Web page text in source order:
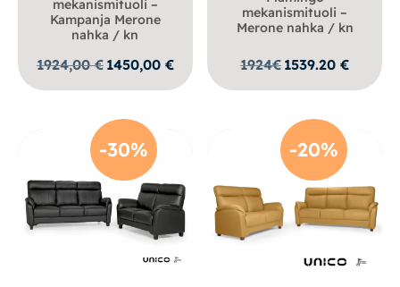
mekanismituoli –
Kampanja Merone
nahka / kn
1924,00€ Alkuperäinen
1450,00 €Nykyinen
hinta
mekanismituoli –
Merone nahka / kn
1924€ 1539.20€
-30% -20%